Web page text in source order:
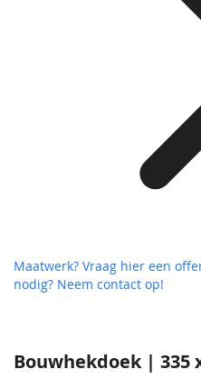
Bouwhekdoek | 335
Maatwerk? Vraag hier een
nodig? Neem contact op!